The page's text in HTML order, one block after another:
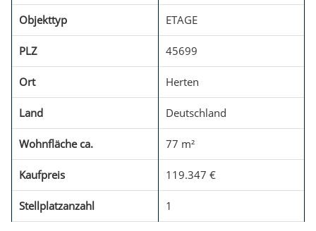
Objekttyp ETAGE
PLZ 45699
Ort Herten
Land Deutschland
Wohnfläche ca. 77 m²
Kaufpreis 119.347 €
Stellplatzanzahl 1